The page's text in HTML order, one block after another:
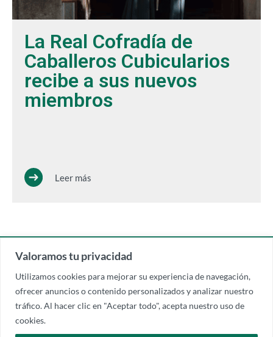
Valoramos tu privacidad
Utilizamos cookies para mejorar su experiencia de navegación,
ofrecer anuncios o contenido personalizados y analizar nuestro
tráfico. Al hacer clic en "Aceptar todo", acepta nuestro uso de
cookies.
La Real Cofradía de
Caballeros Cubicularios
recibe a sus nuevos
miembros
Leer más
CABALLEROS Y DAMAS